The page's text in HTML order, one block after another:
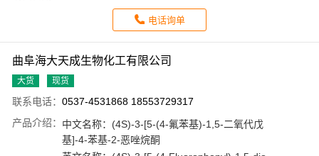
电话询单
曲阜海大天成生物化工有限公司
大货 现货
联系电话： 0537-4531868 18553729317
产品介绍： 中文名称： (4S)-3-[5-(4-氟苯基)-1,5-二氧代戊
基]-4-苯基-2-恶唑烷酮